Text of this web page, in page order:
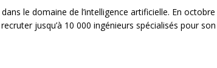
le domaine de l’intelligence artificielle. En octobre
jusqu’à 10 000 ingénieurs spécialisés pour son